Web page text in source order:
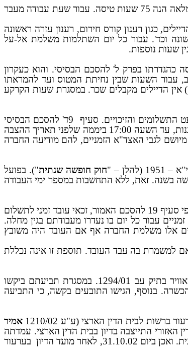
על פי הסכם העובדים הזמניים, שכרם של דיילי האוויר הזמניים הנו שעתי ומשולם להם על פי ערך שעת טיסה, כאשר משרה מלאה הנה 75 שעות טיסה. עבור שעת עבודה מעבר
כגון רענון קורס חירום, רענון עזרה ראשונה
וכד'. עבור כל יום השתלמות משלמת אל-על
כהגדרתו בפרק ל' להסכם הבסיסי. והוא כעקרון
עבור השעות שבין נחיתת המטוס ועד להמראתו
אין הדיילים מקבלים שכר. במסגרת שעות הקרקע
9ד' להסכם הבסיסי
" קובע כי במצב בו בוטלה הצבתו של אצד"א לטיסה ניתן לשבצו בטיסה אחרת, או להציבו בכוננות, עד השעה 17:00 ביממה שלפני תאריך ההצבה
לגבי האצד"א הזמניים, להם מודיעה החברה
חוק חופשה שנתית"). בפועל
העבודה הראשונה ולאורך כל שנות עבודתו, ל- 1.2 ימי חופשה עבור כל חודש ובסך-הכל 14.4 ימי חופשה בשנה. זאת, ללא התחשבות במספר ימי העבודה
") מסדיר את נושא תשלום עבור ימי מחלה. על פי סעיף 19 להסכם האמור, זכאי עובד זמני לתשלום
עבור כל יום בו נעדרו מעבודתם בגין מחלה.
אלו משלמת החברה אף אם העובד היה משובץ
למשמרת בה עבד העובד. תוספת זו אינה נכללת
תחילתה של ההתדיינות המשפטית בסוגיות שבפנינו בתביעה שהוגשה על ידי עובדים שעבדו במשיבה כדיילי קרקע ודיילי אוויר בתיק עב 1294/01. במסגרת תביעתם ביקשו
בנוסף, הגישו התובעים בקשה, כי התביעה
לבית הדין הארצי (ע"ע 1210/02
אמיר
התייצבה בדיון בבית הדין הארצי. עמדתה
מועד הדיון
בערעור